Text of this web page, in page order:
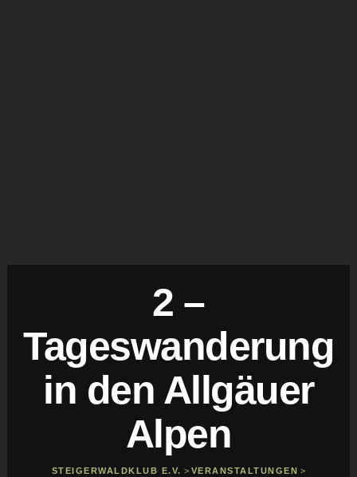
2 –
Tageswanderung
in den Allgäuer
Alpen
STEIGERWALDKLUB E.V. > VERANSTALTUNGEN >